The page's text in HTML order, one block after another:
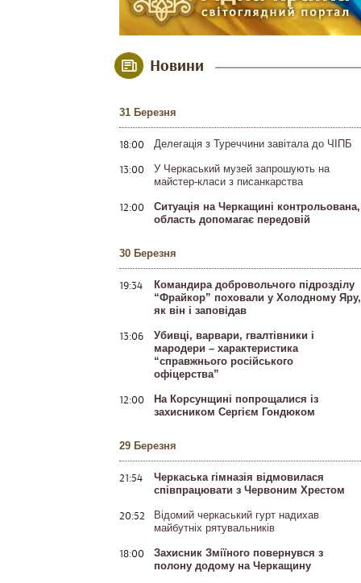
Новини
31 Березня
18:00 Делегація з Туреччини завітала до ЧІПБ
13:00
У Черкаський музей запрошують на
майстер-класи з писанкарства
12:00
Ситуація на Черкащині контрольована,
область допомагає передовій
30 Березня
19:34
Командира добровольчого підрозділу
“Фрайкор” поховали у Холодному Яру,
як він і заповідав
13:06
Убивці, варвари, гвалтівники і
мародери – характеристика
“справжнього російського
офіцерства”
12:00
На Корсунщині попрощалися із
захисником Сергієм Гондюком
29 Березня
21:54
Черкаська гімназія відмовилася
співпрацювати з Червоним Хрестом
20:52
Відомий черкаський гурт надихав
майбутніх рятувальників
18:00
Захисник Зміїного повернувся з
полону додому на Черкащину